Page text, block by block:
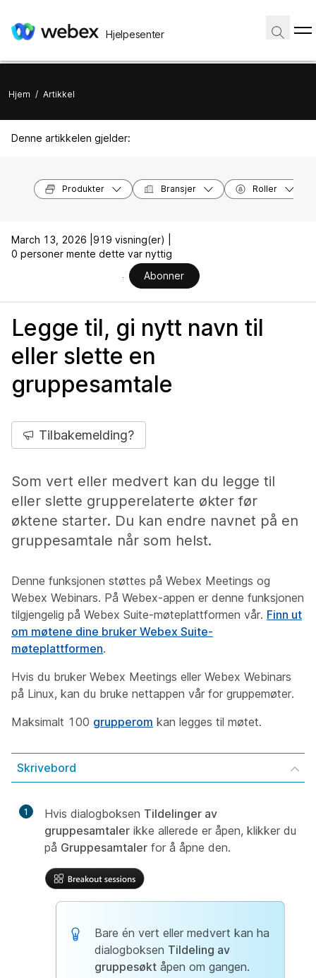
Hjelpesenter
Hjem / Artikkel
Denne artikkelen gjelder:
Produkter Bransjer Roller
March 13, 2026 | 919 visning(er) |
0 personer mente dette var nyttig
Abonner
Legge til, gi nytt navn til
eller slette en
gruppesamtale
Tilbakemelding?
Som vert eller medvert kan du legge til
eller slette grupperelaterte økter før
øktene starter. Du kan endre navnet på en
gruppesamtale når som helst.
Denne funksjonen støttes på Webex Meetings og
Webex Webinars. På Webex-appen er denne funksjonen
tilgjengelig på Webex Suite-møteplattformen vår. Finn ut
om møtene dine bruker Webex Suite-
møteplattformen.
Hvis du bruker Webex Meetings eller Webex Webinars
på Linux, kan du bruke nettappen vår for gruppemøter.
Maksimalt 100 grupperom kan legges til møtet.
Skrivebord
1 Hvis dialogboksen Tildelinger av
gruppesamtaler ikke allerede er åpen, klikker du
på Gruppesamtaler for å åpne den.
Bare én vert eller medvert kan ha
dialogboksen Tildeling av
gruppesøkt åpen om gangen.